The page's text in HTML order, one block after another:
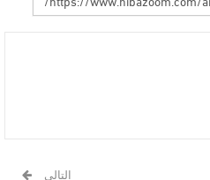
التالي